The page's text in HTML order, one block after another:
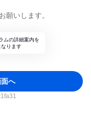
願いします。
ムの詳細案内を
ります
へ